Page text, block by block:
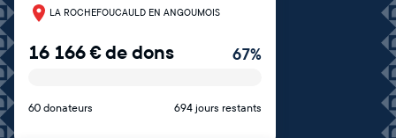
LA ROCHEFOUCAULD EN ANGOUMOIS
16 166€de dons 67%
60 donateurs 694 jours restants